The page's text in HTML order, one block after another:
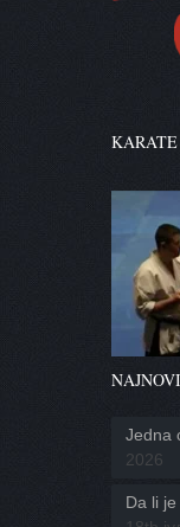
Jedna
2026
Da li